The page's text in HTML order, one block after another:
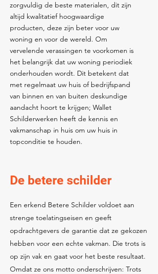
zorgvuldig de beste materialen, dit zijn
altijd kwalitatief hoogwaardige
producten, deze zijn beter voor uw
woning en voor de wereld. Om
vervelende verassingen te voorkomen is
het belangrijk dat uw woning periodiek
onderhouden wordt. Dit betekent dat
met regelmaat uw huis of bedrijfspand
van binnen en van buiten deskundige
aandacht hoort te krijgen; Wallet
Schilderwerken heeft de kennis en
vakmanschap in huis om uw huis in
topconditie te houden.
De betere schilder
Een erkend Betere Schilder voldoet aan
strenge toelatingseisen en geeft
opdrachtgevers de garantie dat ze gekozen
hebben voor een echte vakman. Die trots is
op zijn vak en gaat voor het beste resultaat.
Omdat ze ons motto onderschrijven: Trots